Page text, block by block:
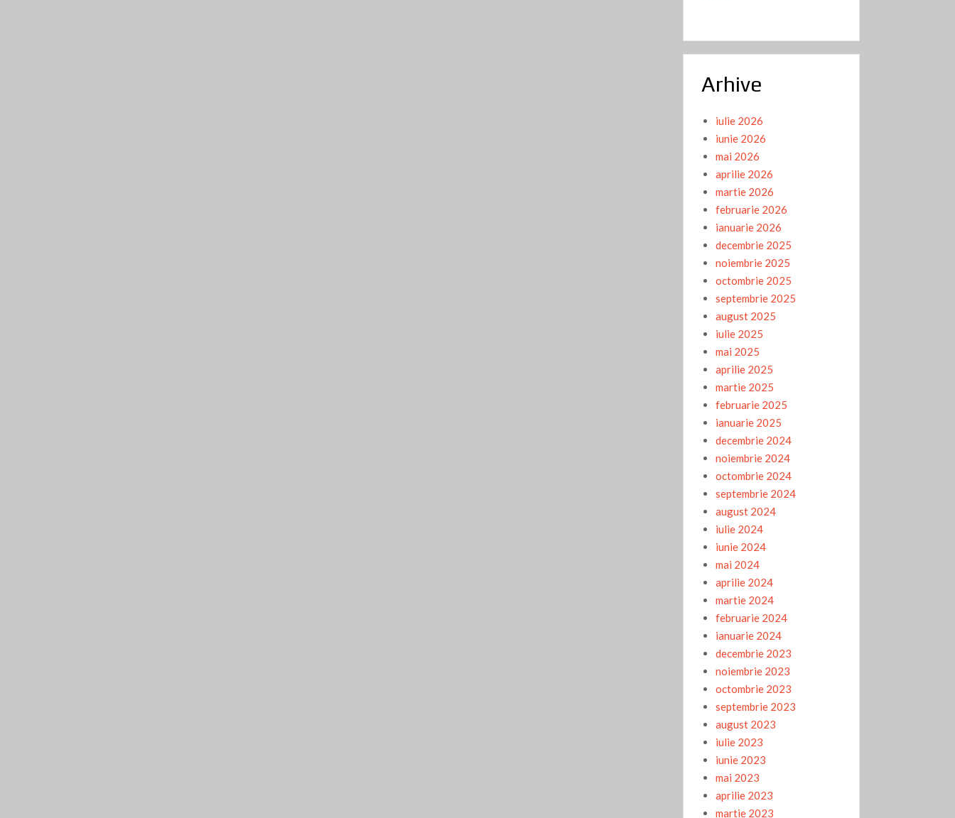
Arhive
iulie 2026
iunie 2026
mai 2026
aprilie 2026
martie 2026
februarie 2026
ianuarie 2026
decembrie 2025
noiembrie 2025
octombrie 2025
septembrie 2025
august 2025
iulie 2025
mai 2025
aprilie 2025
martie 2025
februarie 2025
ianuarie 2025
decembrie 2024
noiembrie 2024
octombrie 2024
septembrie 2024
august 2024
iulie 2024
iunie 2024
mai 2024
aprilie 2024
martie 2024
februarie 2024
ianuarie 2024
decembrie 2023
noiembrie 2023
octombrie 2023
septembrie 2023
august 2023
iulie 2023
iunie 2023
mai 2023
aprilie 2023
martie 2023